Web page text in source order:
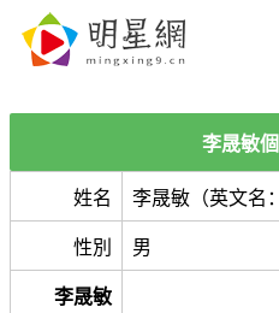
李晟敏
姓名 李晟敏（英文名
性別 男
李晟敏